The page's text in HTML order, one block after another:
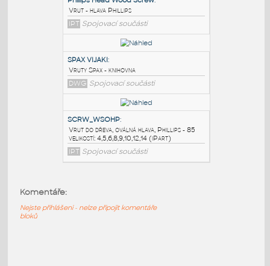
Holzschraube 6kt:
Vrut do dřeva, šestihranná hlava
IPT Spojovací součásti
Phillips Head Wood Screw:
Vrut - hlava Phillips
IPT Spojovací součásti
DWG Spojovací součásti
Komentáře:
Nejste přihlášeni - nelze připojit komentáře
bloků